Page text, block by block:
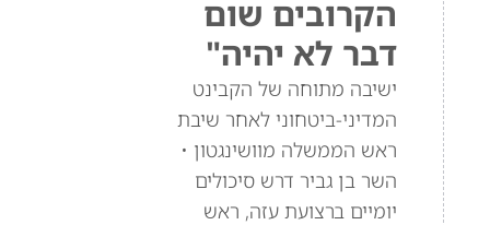
הקרובים שום
דבר לא יהיה"
ישיבה מתוחה של הקבינט
המדיני-ביטחוני לאחר שיבת
ראש הממשלה מוושינגטון •
השר בן גביר דרש סיכולים
יומיים ברצועת עזה, ראש